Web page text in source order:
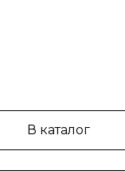
В каталог